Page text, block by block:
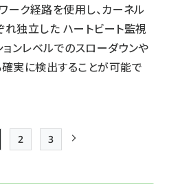
ーク経路を使用し、カーネル
独立した ハートビート監視
ョンレベルでのスローダウンや
実に検出することが可能で
Page
2
Page
3